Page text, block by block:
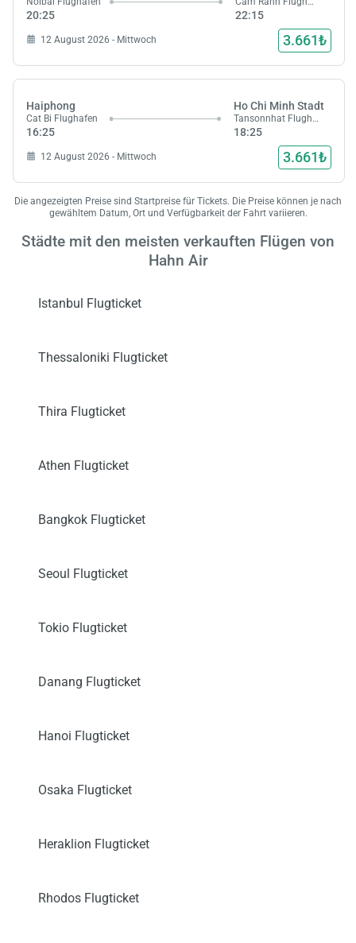
20:25 22:15
12 August 2026 - Mittwoch 3.661₺
Haiphong
Cat Bi Flughafen
16:25
Ho Chi Minh Stadt
Tansonnhat Flughafen
18:25
12 August 2026 - Mittwoch 3.661₺
Die angezeigten Preise sind Startpreise für Tickets. Die Preise können je nach
gewähltem Datum, Ort und Verfügbarkeit der Fahrt variieren.
Städte mit den meisten verkauften Flügen von
Hahn Air
Istanbul Flugticket
Thessaloniki Flugticket
Thira Flugticket
Athen Flugticket
Bangkok Flugticket
Seoul Flugticket
Tokio Flugticket
Danang Flugticket
Hanoi Flugticket
Osaka Flugticket
Heraklion Flugticket
Rhodos Flugticket